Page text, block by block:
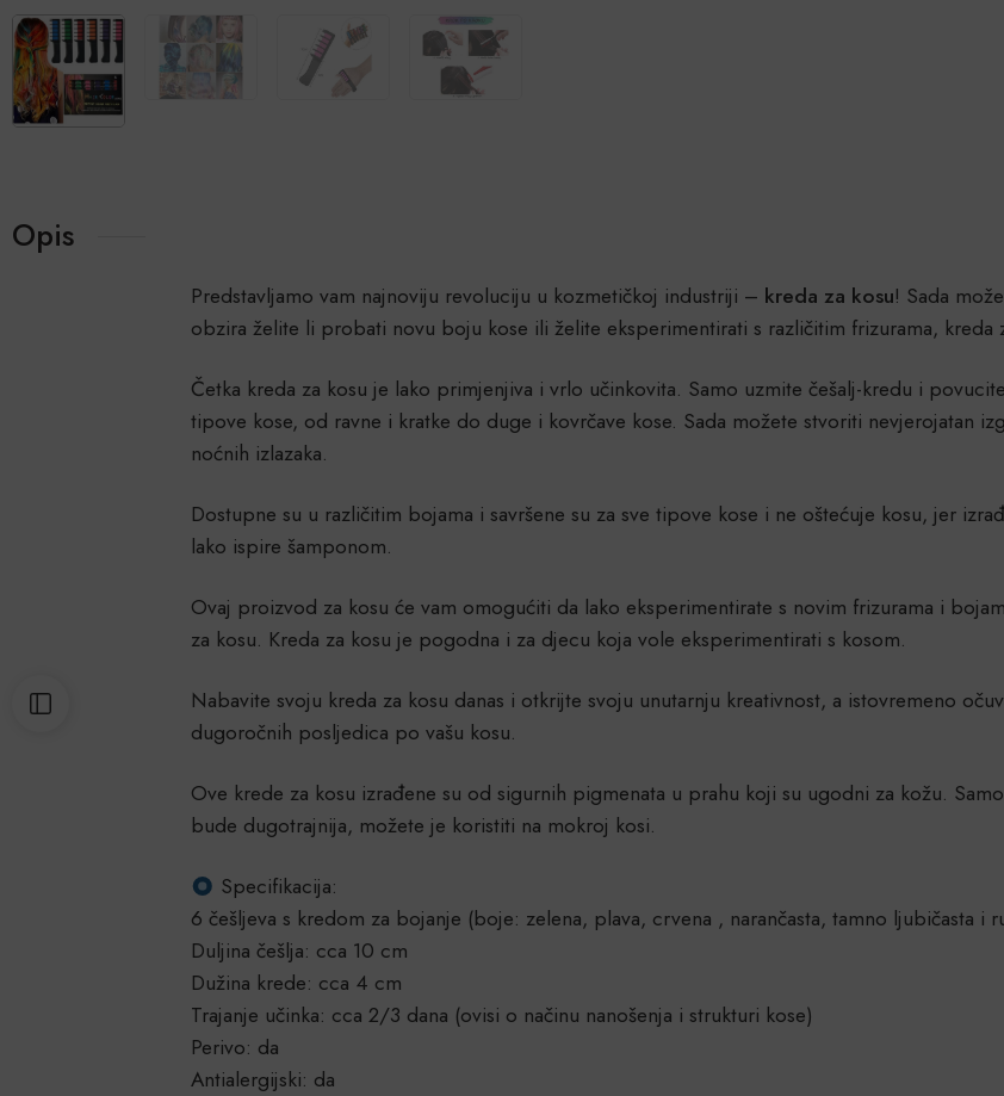
Opis
Predstavljamo vam najnoviju revoluciju u kozmetičkoj industriji – kreda za kosu! Sada
obzira želite li probati novu boju kose ili želite eksperimentirati s različitim frizurama, kreda
Četka kreda za kosu je lako primjenjiva i vrlo učinkovita. Samo uzmite češalj-kredu i
tipove kose, od ravne i kratke do duge i kovrčave kose. Sada možete stvoriti nevjerojatan
noćnih izlazaka.
Dostupne su u različitim bojama i savršene su za sve tipove kose i ne oštećuje kosu, jer
lako ispire šamponom.
Ovaj proizvod za kosu će vam omogućiti da lako eksperimentirate s novim frizurama i
za kosu. Kreda za kosu je pogodna i za djecu koja vole eksperimentirati s kosom.
Nabavite svoju kreda za kosu danas i otkrijte svoju unutarnju kreativnost, a istovremeno
dugoročnih posljedica po vašu kosu.
Ove krede za kosu izrađene su od sigurnih pigmenata u prahu koji su ugodni za kožu.
bude dugotrajnija, možete je koristiti na mokroj kosi.
Specifikacija:
6 češljeva s kredom za bojanje (boje: zelena, plava, crvena , narančasta, tamno ljubičasta i
Duljina češlja: cca 10 cm
Dužina krede: cca 4 cm
Trajanje učinka: cca 2/3 dana (ovisi o načinu nanošenja i strukturi kose)
Perivo: da
Antialergijski: da